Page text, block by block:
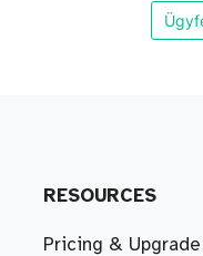
RESOURCES
Pricing & Upgrade